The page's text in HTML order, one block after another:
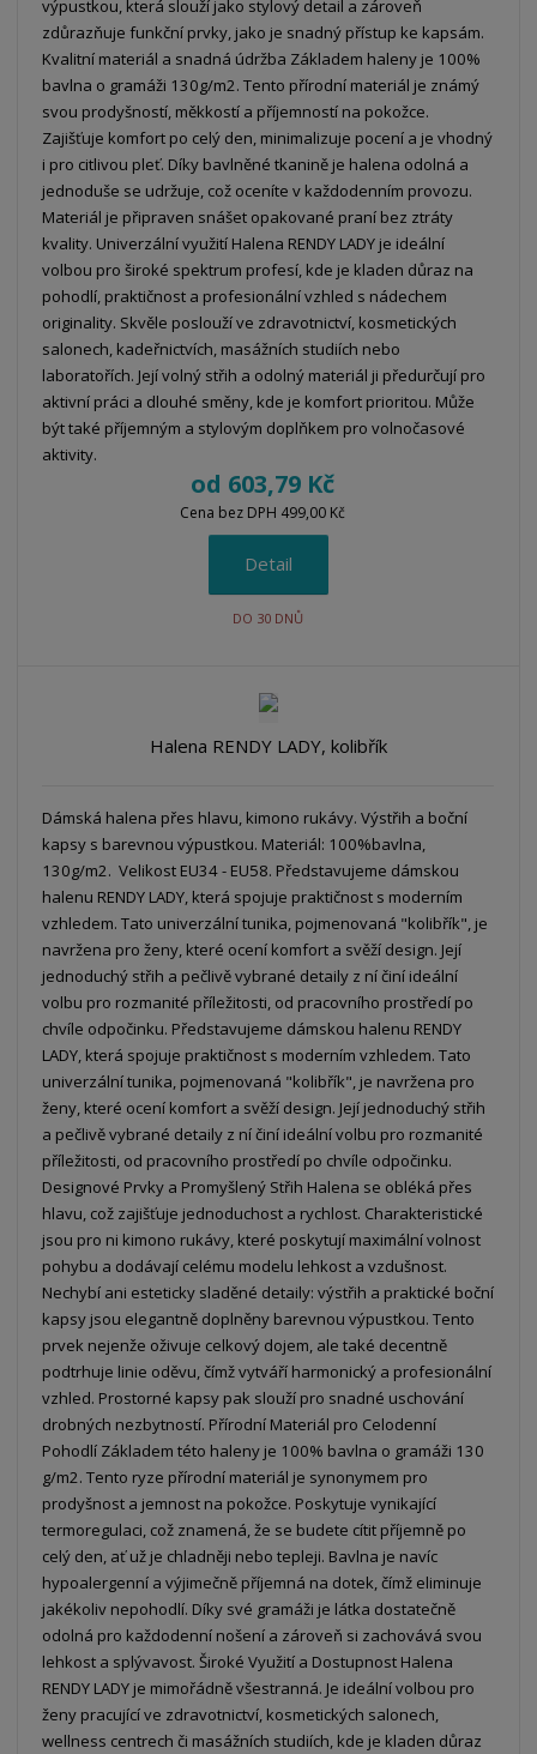
výpustkou, která slouží jako stylový detail a zároveň
zdůrazňuje funkční prvky, jako je snadný přístup ke kapsám.
Kvalitní materiál a snadná údržba Základem haleny je 100%
bavlna o gramáži 130g/m2. Tento přírodní materiál je známý
svou prodyšností, měkkostí a příjemností na pokožce.
Zajišťuje komfort po celý den, minimalizuje pocení a je vhodný
i pro citlivou pleť. Díky bavlněné tkanině je halena odolná a
jednoduše se udržuje, což oceníte v každodenním provozu.
Materiál je připraven snášet opakované praní bez ztráty
kvality. Univerzální využití Halena RENDY LADY je ideální
volbou pro široké spektrum profesí, kde je kladen důraz na
pohodlí, praktičnost a profesionální vzhled s nádechem
originality. Skvěle poslouží ve zdravotnictví, kosmetických
salonech, kadeřnictvích, masážních studiích nebo
laboratořích. Její volný střih a odolný materiál ji předurčují pro
aktivní práci a dlouhé směny, kde je komfort prioritou. Může
být také příjemným a stylovým doplňkem pro volnočasové
aktivity.
od 603,79 Kč
Cena bez DPH 499,00 Kč
Detail
DO 30 DNŮ
Halena RENDY LADY, kolibřík
Dámská halena přes hlavu, kimono rukávy. Výstřih a boční
kapsy s barevnou výpustkou. Materiál: 100%bavlna,
130g/m2. Velikost EU34 - EU58. Představujeme dámskou
halenu RENDY LADY, která spojuje praktičnost s moderním
vzhledem. Tato univerzální tunika, pojmenovaná "kolibřík", je
navržena pro ženy, které ocení komfort a svěží design. Její
jednoduchý střih a pečlivě vybrané detaily z ní činí ideální
volbu pro rozmanité příležitosti, od pracovního prostředí po
chvíle odpočinku. Představujeme dámskou halenu RENDY
LADY, která spojuje praktičnost s moderním vzhledem. Tato
univerzální tunika, pojmenovaná "kolibřík", je navržena pro
ženy, které ocení komfort a svěží design. Její jednoduchý střih
a pečlivě vybrané detaily z ní činí ideální volbu pro rozmanité
příležitosti, od pracovního prostředí po chvíle odpočinku.
Designové Prvky a Promyšlený Střih Halena se obléká přes
hlavu, což zajišťuje jednoduchost a rychlost. Charakteristické
jsou pro ni kimono rukávy, které poskytují maximální volnost
pohybu a dodávají celému modelu lehkost a vzdušnost.
Nechybí ani esteticky sladěné detaily: výstřih a praktické boční
kapsy jsou elegantně doplněny barevnou výpustkou. Tento
prvek nejenže oživuje celkový dojem, ale také decentně
podtrhuje linie oděvu, čímž vytváří harmonický a profesionální
vzhled. Prostorné kapsy pak slouží pro snadné uschování
drobných nezbytností. Přírodní Materiál pro Celodenní
Pohodlí Základem této haleny je 100% bavlna o gramáži 130
g/m2. Tento ryze přírodní materiál je synonymem pro
prodyšnost a jemnost na pokožce. Poskytuje vynikající
termoregulaci, což znamená, že se budete cítit příjemně po
celý den, ať už je chladněji nebo tepleji. Bavlna je navíc
hypoalergenní a výjimečně příjemná na dotek, čímž eliminuje
jakékoliv nepohodlí. Díky své gramáži je látka dostatečně
odolná pro každodenní nošení a zároveň si zachovává svou
lehkost a splývavost. Široké Využití a Dostupnost Halena
RENDY LADY je mimořádně všestranná. Je ideální volbou pro
ženy pracující ve zdravotnictví, kosmetických salonech,
wellness centrech či masážních studiích, kde je kladen důraz